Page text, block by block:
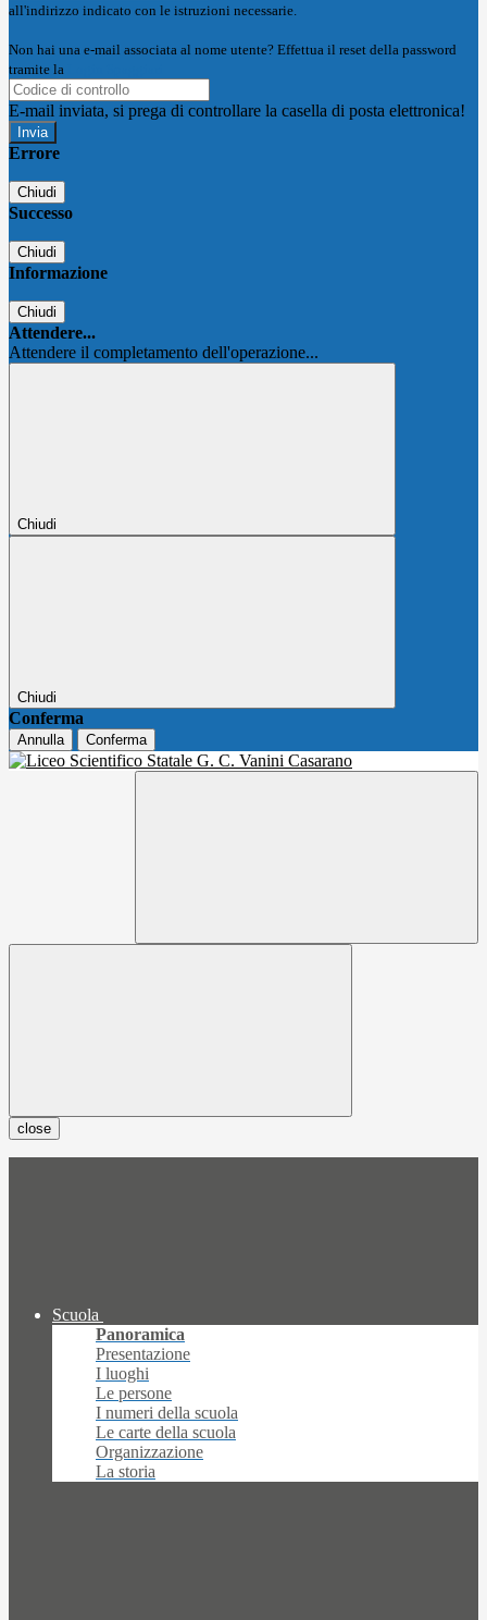
all'indirizzo indicato con le istruzioni necessarie.
Non hai una e-mail associata al nome utente? Effettua il reset della password
tramite la
E-mail inviata, si prega di controllare la casella di posta elettronica!
Errore
Chiudi
Successo
Chiudi
Informazione
Chiudi
Attendere...
Attendere il completamento dell'operazione...
Chiudi
Chiudi
Conferma
Annulla Conferma
close
Scuola
Panoramica
Presentazione
I luoghi
Le persone
I numeri della scuola
Le carte della scuola
Organizzazione
La storia